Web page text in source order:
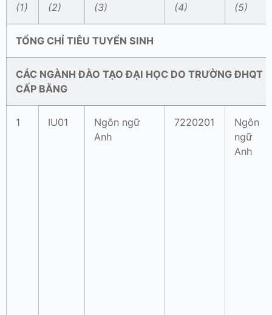
(1) (2) (3) (4) (5)
TỔNG CHỈ TIÊU TUYỂN SINH
CÁC NGÀNH ĐÀO TẠO ĐẠI HỌC DO TRƯỜNGĐHQT
CẤP BẰNG
1 IU01
Ngôn ngữ
Anh
7220201
Ngôn
ngữ
Anh